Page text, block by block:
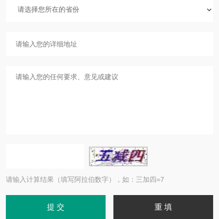
请输入计算结果（填写阿拉伯数字），如：三加四=7